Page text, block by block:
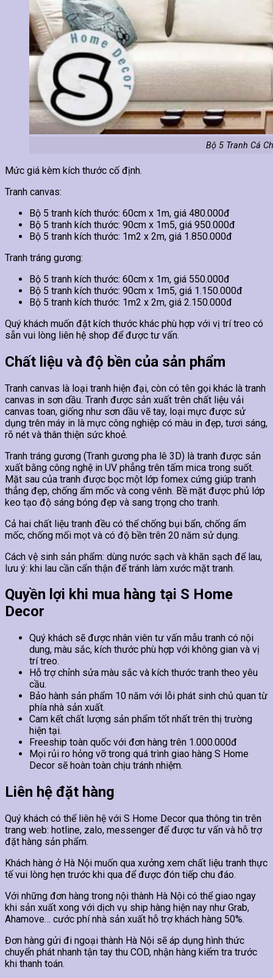
Bộ 5 Tranh Cá
Mức giá kèm kích thước cố định.
Tranh canvas:
Bộ 5 tranh kích thước: 60cm x 1m, giá 480.000đ
Bộ 5 tranh kích thước: 90cm x 1m5, giá 950.000đ
Bộ 5 tranh kích thước: 1m2 x 2m, giá 1.850.000đ
Tranh tráng gương:
Bộ 5 tranh kích thước: 60cm x 1m, giá 550.000đ
Bộ 5 tranh kích thước: 90cm x 1m5, giá 1.150.000đ
Bộ 5 tranh kích thước: 1m2 x 2m, giá 2.150.000đ
Quý khách muốn đặt kích thước khác phù hợp với vị trí treo có
sẵn vui lòng liên hệ shop để được tư vấn.
Chất liệu và độ bền của sản phẩm
Tranh canvas là loại tranh hiện đại, còn có tên gọi khác là tranh
canvas in sơn dầu. Tranh được sản xuất trên chất liệu vải
canvas toan, giống như sơn dầu vẽ tay, loại mực được sử
dụng trên máy in là mực công nghiệp có màu in đẹp, tươi sáng,
rõ nét và thân thiện sức khoẻ.
Tranh tráng gương (Tranh gương pha lê 3D) là tranh được sản
xuất bằng công nghệ in UV phẳng trên tấm mica trong suốt.
Mặt sau của tranh được bọc một lớp fomex cứng giúp tranh
thẳng đẹp, chống ẩm mốc và cong vênh. Bề mặt được phủ lớp
keo tạo độ sáng bóng đẹp và sang trọng cho tranh.
Cả hai chất liệu tranh đều có thể chống bụi bẩn, chống ẩm
mốc, chống mối mọt và có độ bền trên 20 năm sử dụng.
Cách vệ sinh sản phẩm: dùng nước sạch và khăn sạch để lau,
lưu ý: khi lau cần cẩn thận để tránh làm xước mặt tranh.
Quyền lợi khi mua hàng tại S Home
Decor
Quý khách sẽ được nhân viên tư vấn mẫu tranh có nội
dung, màu sắc, kích thước phù hợp với không gian và vị
trí treo.
Hỗ trợ chỉnh sửa màu sắc và kích thước tranh theo yêu
cầu.
Bảo hành sản phẩm 10 năm với lỗi phát sinh chủ quan từ
phía nhà sản xuất.
Cam kết chất lượng sản phẩm tốt nhất trên thị trường
hiện tại.
Freeship toàn quốc với đơn hàng trên 1.000.000đ
Mọi rủi ro hỏng vỡ trong quá trình giao hàng S Home
Decor sẽ hoàn toàn chịu tránh nhiệm.
Liên hệ đặt hàng
Quý khách có thể liên hệ với S Home Decor qua thông tin trên
trang web: hotline, zalo, messenger để được tư vấn và hỗ trợ
đặt hàng sản phẩm.
Khách hàng ở Hà Nội muốn qua xưởng xem chất liệu tranh thực
tế vui lòng hẹn trước khi qua để được đón tiếp chu đáo.
Với những đơn hàng trong nội thành Hà Nội có thể giao ngay
khi sản xuất xong với dịch vụ ship hàng hiện nay như Grab,
Ahamove… cước phí nhà sản xuất hỗ trợ khách hàng 50%.
Đơn hàng gửi đi ngoại thành Hà Nội sẽ áp dụng hình thức
chuyển phát nhanh tận tay thu COD, nhận hàng kiểm tra trước
khi thanh toán.